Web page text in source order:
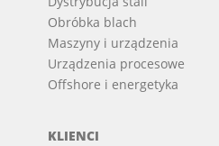
Obróbka blach
Maszyny i urządzenia
Urządzenia procesowe
Offshore i energetyka
KLIENCI